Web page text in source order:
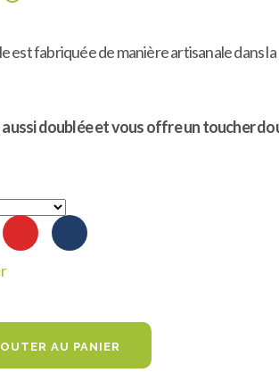
client
ACTUEL
25,00 €.
fabriquée de manière artisanale dans la
doublée et vous offre un toucher
AU PANIER